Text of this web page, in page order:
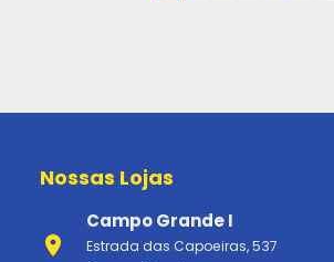
Nossas Lojas
Campo Grande I
Estrada das Capoeiras, 537